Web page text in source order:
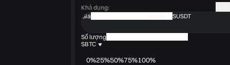
Khả dụng:
Giá
SUSDT
Số lượng
SBTC
0%25%50%75%100%